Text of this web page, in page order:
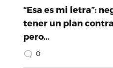
“Esa es mi letra”:
tener un plan contra
pero…
0